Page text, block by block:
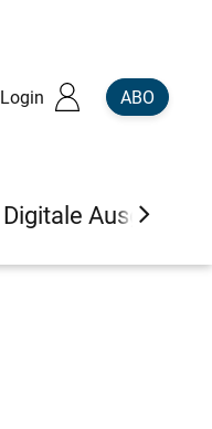
Login ABO
Digitale Ausgaben